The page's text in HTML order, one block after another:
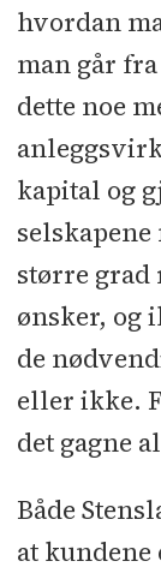
hvordan
man går
dette noe
kapital og
større grad
ønsker, og
de
eller ikke.
det gagne
Både
at